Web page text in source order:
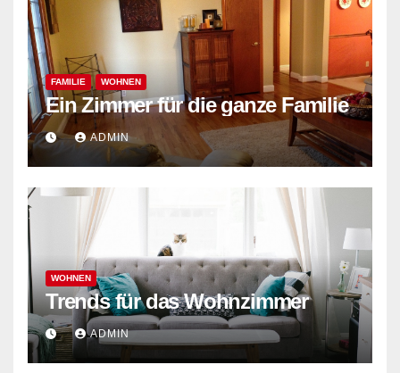
FAMILIE WOHNEN
Ein Zimmer für die ganze Familie
ADMIN
WOHNEN
Trends für das Wohnzimmer
ADMIN